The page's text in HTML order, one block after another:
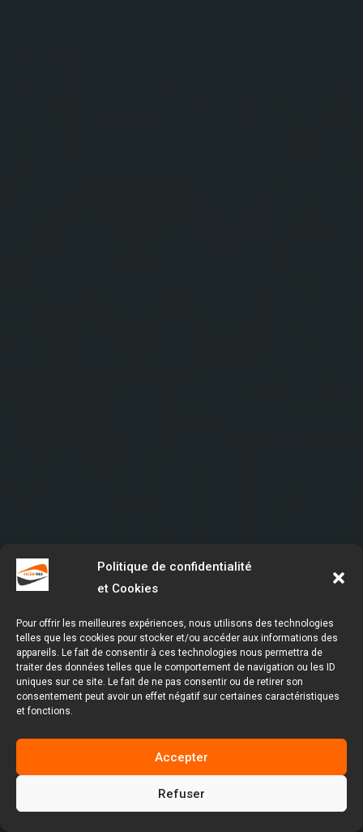
Politique de confidentialité
et Cookies
Pour offrir les meilleures expériences, nous utilisons des technologies
telles que les cookies pour stocker et/ou accéder aux informations des
appareils. Le fait de consentir à ces technologies nous permettra de
traiter des données telles que le comportement de navigation ou les ID
uniques sur ce site. Le fait de ne pas consentir ou de retirer son
consentement peut avoir un effet négatif sur certaines caractéristiques
et fonctions.
Accepter
Refuser